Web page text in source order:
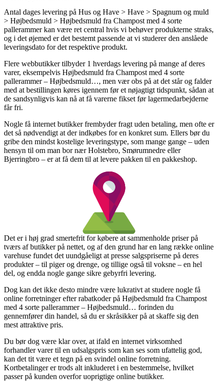
Antal dages levering på Hus og Have > Have > Spagnum og muld
> Højbedsmuld > Højbedsmuld fra Champost med 4 sorte
pallerammer kan være ret central hvis vi behøver produkterne straks,
og i det øjemed er det bestemt passende at vi studerer den anslåede
leveringsdato for det respektive produkt.
Flere webbutikker tilbyder 1 hverdags levering på mange af deres
varer, eksempelvis Højbedsmuld fra Champost med 4 sorte
pallerammer – Højbedsmuld…, men vær obs på at det står og falder
med at bestillingen køres igennem før et nøjagtigt tidspunkt, sådan at
de sandsynligvis kan nå at få varerne fikset før lagermedarbejderne
får fri.
Nogle få internet butikker frembyder fragt uden betaling, men ofte er
det så nødvendigt at der indkøbes for en konkret sum. Ellers bør du
gribe den mindst kostelige leveringstype, som mange gange – uden
hensyn til om man bor nær Holstebro, Smørumnedre eller
Bjerringbro – er at få dem til at levere pakken til en pakkeshop.
Det er i høj grad smertefrit for købere at sammenholde priser på
tværs af butikker på nettet, og af den grund har en lang række online
varehuse fundet det uundgåeligt at presse salgspriserne på deres
produkter – til piger og drenge, og tillige også til voksne – en hel
del, og endda nogle gange sikre gebyrfri levering.
Dog kan det ikke desto mindre være lukrativt at studere nogle få
online forretninger efter rabatkoder på Højbedsmuld fra Champost
med 4 sorte pallerammer – Højbedsmuld… forinden du
gennemfører din handel, så du er skråsikker på at skaffe sig den
mest attraktive pris.
Du bør dog være klar over, at ifald en internet virksomhed
forhandler varer til en udsalgspris som kan ses som ufattelig god,
kan det tit være et tegn på en svindel online forretning.
Kortbetalinger er trods alt inkluderet i en bestemmelse, hvilket
passer på kunden overfor uoprigtige online butikker.